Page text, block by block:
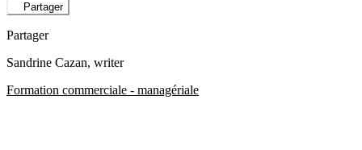
Partager
Partager
Sandrine Cazan, writer
Formation commerciale - managériale